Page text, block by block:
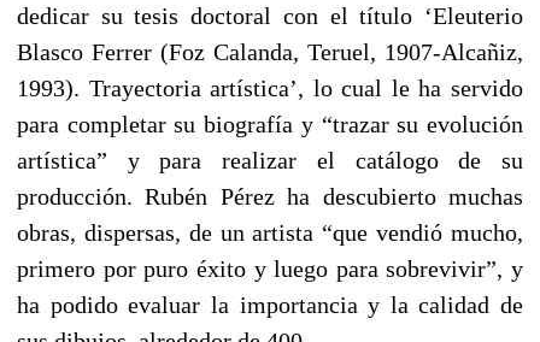
dedicar su tesis doctoral con el título ‘Eleuterio
Blasco Ferrer (Foz Calanda, Teruel, 1907-Alcañiz,
1993). Trayectoria artística’, lo cual le ha servido
para completar su biografía y “trazar su evolución
artística” y para realizar el catálogo de su
producción. Rubén Pérez ha descubierto muchas
obras, dispersas, de un artista “que vendió mucho,
primero por puro éxito y luego para sobrevivir”, y
ha podido evaluar la importancia y la calidad de